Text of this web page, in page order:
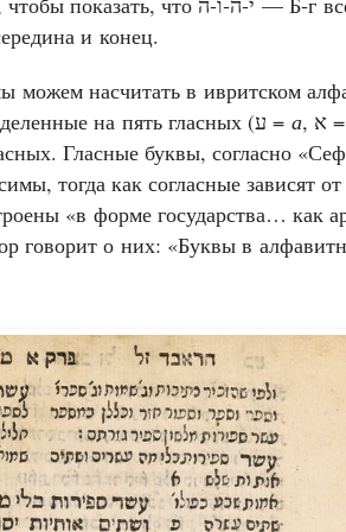
и конец.
можем насчитать в ивритском
тридцать две буквы [знака], разделенные на пять гласных (ע = а , א =
Гласные буквы, согласно
тогда как согласные зависят
«в форме государства… как
говорит о них: «Буквы в